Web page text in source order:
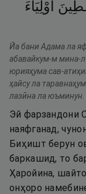
أَوْلِيَآءَ
Йа бани Адама ла
абавайкум-м мина-
юрияҳума сав-
ҳайсу ла
лазӣна ла юъминун.
Эй фарзандони
наяфганад,
Биҳишт берун
баркашид, то
Ҳаройина,
онҳоро